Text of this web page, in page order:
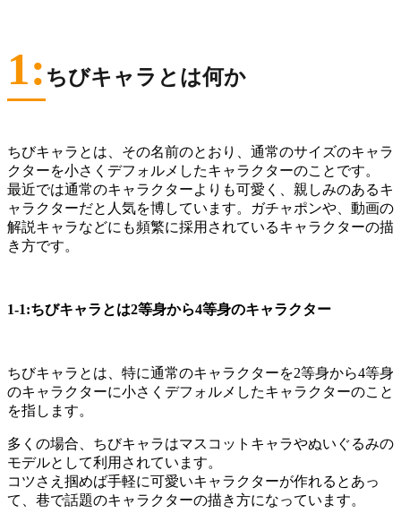
1: ちびキャラとは何か
ちびキャラとは、その名前のとおり、通常のサイズのキャラ
クターを小さくデフォルメしたキャラクターのことです。
最近では通常のキャラクターよりも可愛く、親しみのあるキ
ャラクターだと人気を博しています。ガチャポンや、動画の
解説キャラなどにも頻繁に採用されているキャラクターの描
き方です。
1-1:ちびキャラとは2等身から4等身のキャラクター
ちびキャラとは、特に通常のキャラクターを2等身から4等身
のキャラクターに小さくデフォルメしたキャラクターのこと
を指します。
多くの場合、ちびキャラはマスコットキャラやぬいぐるみの
モデルとして利用されています。
コツさえ掴めば手軽に可愛いキャラクターが作れるとあっ
て、巷で話題のキャラクターの描き方になっています。